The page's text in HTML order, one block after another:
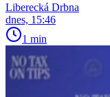
Liberecká Drbna
dnes, 15:46
1 min